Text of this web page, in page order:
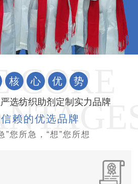
核 心 优 势
选纺织助剂定制实力品牌
赖的优选品牌
您所急，“想”您所想